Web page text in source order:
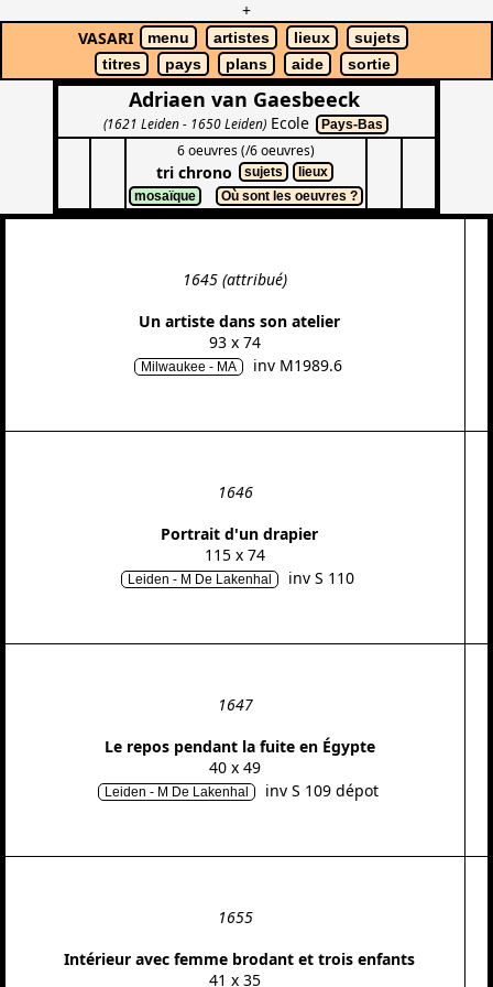
+
VASARI
menu artistes lieux
sujets
titres
pays plans aide sortie
Adriaen van Gaesbeeck
(1621 Leiden - 1650 Leiden)Ecole Pays-Bas
6 oeuvres (/6 oeuvres)
tri chrono sujets
lieux
mosaïque
Où sont les oeuvres ?
1645 (attribué)
Un artiste dans son atelier
93 x 74
Milwaukee - MA inv M1989.6
1646
Portrait d'un drapier
115 x 74
Leiden - M De Lakenhal inv S 110
1647
Le repos pendant la fuite en Égypte
40 x 49
Leiden - M De Lakenhal inv S 109 dépot
1655
Intérieur avec femme brodant et trois enfants
41 x 35